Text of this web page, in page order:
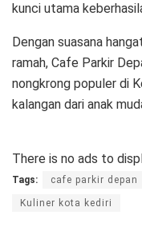
kunci utama
Dengan suasana
ramah, Cafe Parkir
nongkrong populer di
kalangan dari anak
There is no ads to
Tags: cafe parkir depan
Kuliner kota kediri